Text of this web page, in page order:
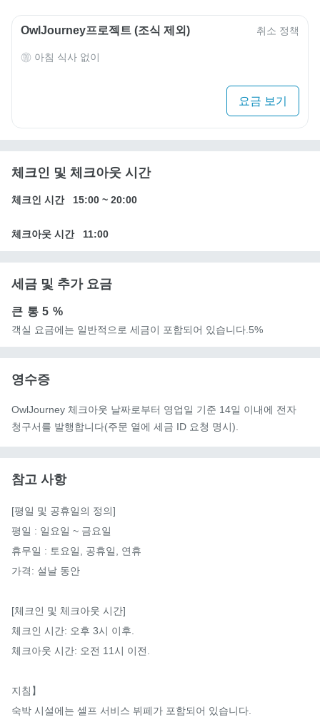
OwlJourney프로젝트 (조식 제외) 취소 정책
아침 식사 없이
요금 보기
체크인 및 체크아웃 시간
체크인 시간 15:00 ~ 20:00
체크아웃 시간 11:00
세금 및 추가 요금
큰 통5 %
객실 요금에는 일반적으로 세금이 포함되어 있습니다.5%
영수증
OwlJourney 체크아웃 날짜로부터 영업일 기준 14일 이내에 전자
청구서를 발행합니다(주문 열에 세금 ID 요청 명시).
참고 사항
[평일 및 공휴일의 정의]
평일 : 일요일 ~ 금요일
휴무일 : 토요일, 공휴일, 연휴
가격: 설날 동안
[체크인 및 체크아웃 시간]
체크인 시간: 오후 3시 이후.
체크아웃 시간: 오전 11시 이전.
지침】
숙박 시설에는 셀프 서비스 뷔페가 포함되어 있습니다.